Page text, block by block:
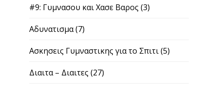
#9: Γυμνασου και Χασε Βαρος (3)
Αδυνατισμα(7)
Ασκησεις Γυμναστικης για το Σπιτι(5)
Διαιτα – Διαιτες (27)